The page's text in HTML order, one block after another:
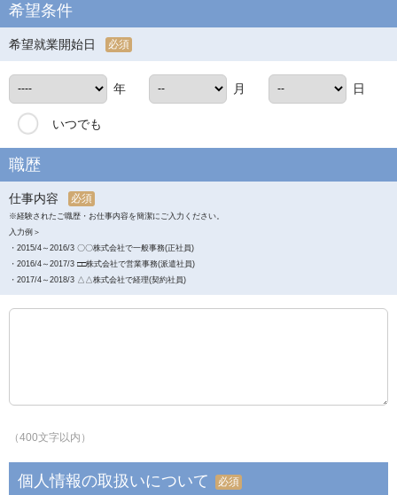
希望条件
希望就業開始日 必須
年 月 日
いつでも
職歴
仕事内容 必須
※経験されたご職歴・お仕事内容を簡潔にご入力ください。
入力例＞
・2015/4～2016/3 〇〇株式会社で一般事務(正社員)
・2016/4～2017/3 □□株式会社で営業事務(派遣社員)
・2017/4～2018/3 △△株式会社で経理(契約社員)
（400文字以内）
個人情報の取扱いについて 必須